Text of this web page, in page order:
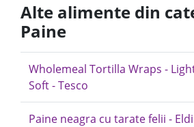
Alte alimente din
Paine
Wholemeal Tortilla Wraps -
Soft - Tesco
Paine neagra cu tarate felii - Eldi